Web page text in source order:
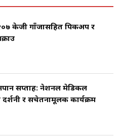
केजी गाँजासहित पिकअप र
सप्ताह: नेशनल मेडिकल
र सचेतनामूलक कार्यक्रम